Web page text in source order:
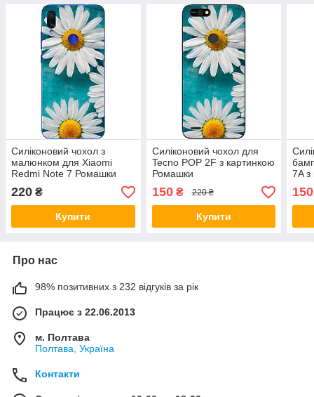
Силіконовий чохол з
малюнком для Xiaomi
Redmi Note 7 Ромашки
220 ₴
Купити
Силіконовий чохол для
Tecno POP 2F з картинкою
Ромашки
150₴ 220 ₴
Купити
7A
150
Про нас
98% позитивних з 232 відгуків за рік
Працює з 22.06.2013
м. Полтава
Полтава, Україна
Контакти